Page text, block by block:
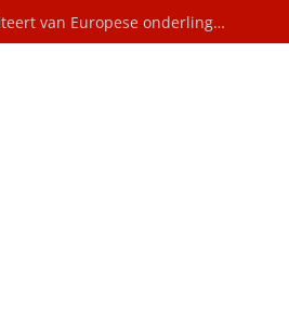
Elektrische auto’s: Hoe China profiteert van Europese onderlinge rivaliteit